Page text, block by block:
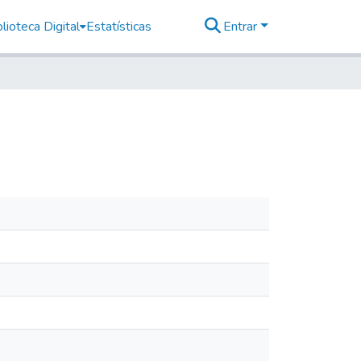
Digital Estatísticas Entrar